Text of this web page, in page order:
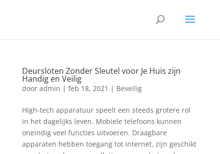
Deursloten Zonder Sleutel voor Je Huis zijn
Handig en Veilig
door admin | feb 18, 2021 | Beveilig
High-tech apparatuur speelt een steeds grotere rol
in het dagelijks leven. Mobiele telefoons kunnen
oneindig veel functies uitvoeren. Draagbare
apparaten hebben toegang tot internet, zijn geschikt